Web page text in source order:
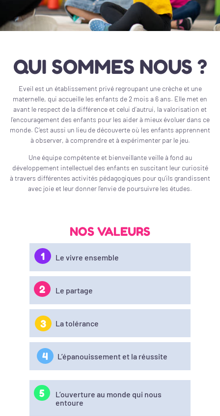
QUI SOMMES NOUS ?
Eveil est un établissement privé regroupant une crèche et une
maternelle, qui accueille les enfants de 2 mois a 6 ans. Elle met en
avant le respect de la différence et celui d’autrui, la valorisation et
l’encouragement des enfants pour les aider à mieux évoluer dans ce
monde. C’est aussi un lieu de découverte où les enfants apprennent
à observer, à comprendre et à expérimenter par le jeu.
Une équipe compétente et bienveillante veille à fond au
développement intellectuel des enfants en suscitant leur curiosité
à travers différentes activités pédagogiques pour qu’ils grandissent
avec joie et leur donner l’envie de poursuivre les études.
NOS VALEURS
Le vivre ensemble
1
Le partage
2
La tolérance
3
L’épanouissement et la réussite
4
L’ouverture au monde qui nous
entoure
5